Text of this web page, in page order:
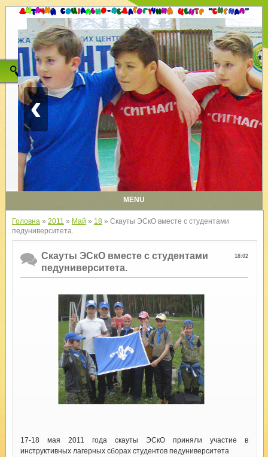
‹
MENU
Головна» 2011 » Май » 18» Скауты ЭСкО вместе с студентами
педуниверситета.
18:02
Скауты ЭСкО вместе с студентами
педуниверситета.
17-18 мая 2011 года скауты ЭСкО приняли участие в
инструктивных лагерных сборах студентов педуниверситета